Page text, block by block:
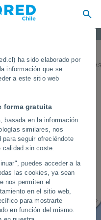
ha sido elaborado por
información que se
a este sitio web
forma gratuita
basada en la información
similares, nos
seguir ofreciéndote
calidad sin coste.
puedes acceder a la
las cookies, ya sean
nos permiten el
en el sitio web,
para mostrarte
en función del mismo.
ARGENTINA
PARAGUAY
BOLIVIA
16
30